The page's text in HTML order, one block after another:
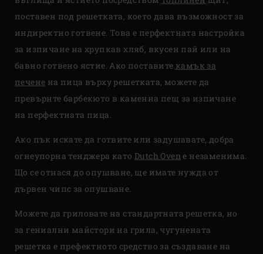
поставен под решетката, което дава възможност за
индиректно готвене. Това е перфектната настройка
за изпичане на хрупкав хляб, вкусен пай или на
бавно готвено ястие. Ако поставите камък за
печене на пица върху решетката, можете да
превърнте барбекюто в каменна пещ за изпичане
на перфектната пица.
Ако пък искате да готвите или задушавате, добра
огнеупорна тенджера като Dutch Ovenе незаменима.
Що се отнася до опушване, ще имате нужда от
дървен чипс за опушване.
Можете да гриловате на стандартната решетка, но
за гениални майстори на грила, чугунената
решетка е префектното средство за създаване на